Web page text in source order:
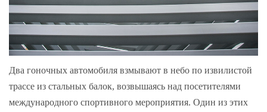
Два гоночных автомобиля взмывают в небо по извилистой
трассе из стальных балок, возвышаясь над посетителями
международного спортивного мероприятия. Один из этих